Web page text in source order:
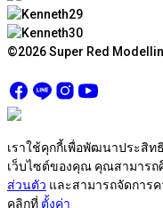
©2026 Super Red
เราใช้คุกกี้เพื่อพัฒนาประสิ
เว็บไซต์ของคุณ คุณสามารถ
ส่วนตัว และสามารถจัดการ
คลิกที่ ตั้งค่า